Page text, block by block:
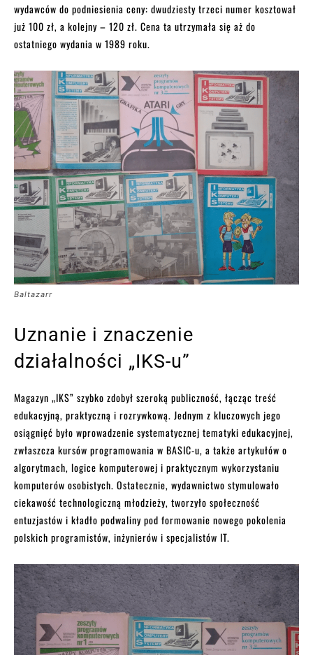
wydawców do podniesienia ceny: dwudziesty trzeci numer kosztował
już 100 zł, a kolejny – 120 zł. Cena ta utrzymała się aż do
ostatniego wydania w 1989 roku.
Baltazarr
Uznanie i znaczenie
działalności „IKS-u”
Magazyn „IKS” szybko zdobył szeroką publiczność, łącząc treść
edukacyjną, praktyczną i rozrywkową. Jednym z kluczowych jego
osiągnięć było wprowadzenie systematycznej tematyki edukacyjnej,
zwłaszcza kursów programowania w BASIC-u, a także artykułów o
algorytmach, logice komputerowej i praktycznym wykorzystaniu
komputerów osobistych. Ostatecznie, wydawnictwo stymulowało
ciekawość technologiczną młodzieży, tworzyło społeczność
entuzjastów i kładło podwaliny pod formowanie nowego pokolenia
polskich programistów, inżynierów i specjalistów IT.